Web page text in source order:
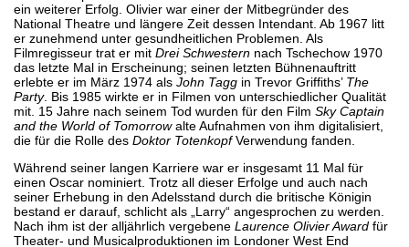
ein weiterer Erfolg. Olivier war einer der Mitbegründer des
National Theatre und längere Zeit dessen Intendant. Ab 1967 litt
er zunehmend unter gesundheitlichen Problemen. Als
Filmregisseur trat er mit Drei Schwestern nach Tschechow 1970
das letzte Mal in Erscheinung; seinen letzten Bühnenauftritt
erlebte er im März 1974 als John Tagg in Trevor Griffiths’ The
Party. Bis 1985 wirkte er in Filmen von unterschiedlicher Qualität
mit. 15 Jahre nach seinem Tod wurden für den Film Sky Captain
and the World of Tomorrowalte Aufnahmen von ihm digitalisiert,
die für die Rolle des Doktor TotenkopfVerwendung fanden.
Während seiner langen Karriere war er insgesamt 11 Mal für
einen Oscar nominiert. Trotz all dieser Erfolge und auch nach
seiner Erhebung in den Adelsstand durch die britische Königin
bestand er darauf, schlicht als „Larry“ angesprochen zu werden.
Nach ihm ist der alljährlich vergebene Laurence Olivier Award für
Theater- und Musicalproduktionen im Londoner West End